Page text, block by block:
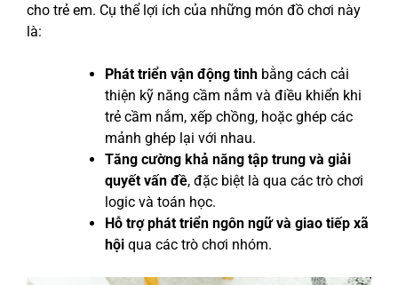
cho trẻ em. Cụ thể lợi ích của những món đồ chơi này
là:
Phát triển vận động tinh bằng cách cải
thiện kỹ năng cầm nắm và điều khiển khi
trẻ cầm nắm, xếp chồng, hoặc ghép các
mảnh ghép lại với nhau.
Tăng cường khả năng tập trung và giải
quyết vấn đề, đặc biệt là qua các trò chơi
logic và toán học.
Hỗ trợ phát triển ngôn ngữ và giao tiếp xã
hội qua các trò chơi nhóm.